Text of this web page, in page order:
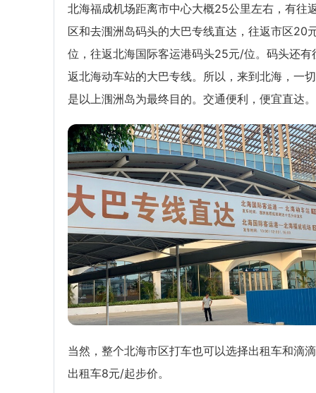
北海福成机场距离市中心大概25公里左右，有往
区和去涠洲岛码头的大巴专线直达，往返市区20
位，往返北海国际客运港码头25元/位。码头还有
返北海动车站的大巴专线。所以，来到北海，一
是以上涠洲岛为最终目的。交通便利，便宜直达。
当然，整个北海市区打车也可以选择出租车和滴
出租车8元/起步价。